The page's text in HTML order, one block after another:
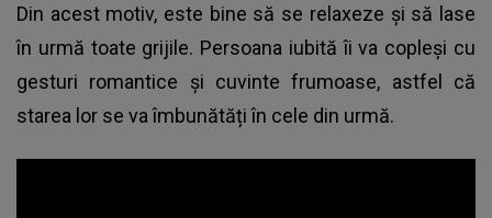
Din acest motiv, este bine să se relaxeze și să lase
în urmă toate grijile. Persoana iubită îi va copleși cu
gesturi romantice și cuvinte frumoase, astfel că
starea lor se va îmbunătăți în cele din urmă.